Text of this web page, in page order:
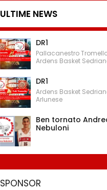
ULTIME NEWS
DR1
Pallacanestro
Ardens Basket
DR1
Ardens Basket
Arlunese
Ben tornato
Nebuloni
SPONSOR